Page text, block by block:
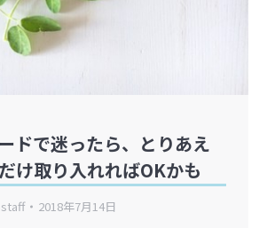
ドで迷ったら、とりあえ
け取り入れればOKかも
2018年7月14日